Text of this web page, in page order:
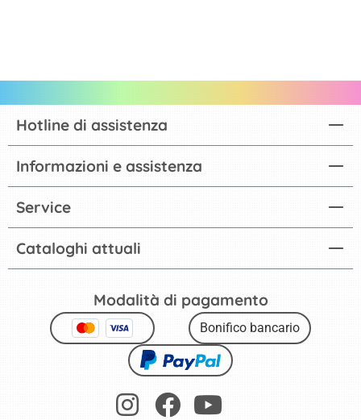
Cataloghi attuali
Hotline di assistenza
Informazioni e assistenza
Service
Modalità di pagamento
Bonifico bancario